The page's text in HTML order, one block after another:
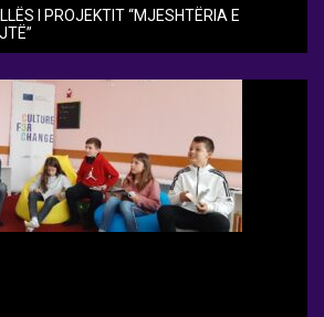
I PROJEKTIT “MJESHTËRIA E